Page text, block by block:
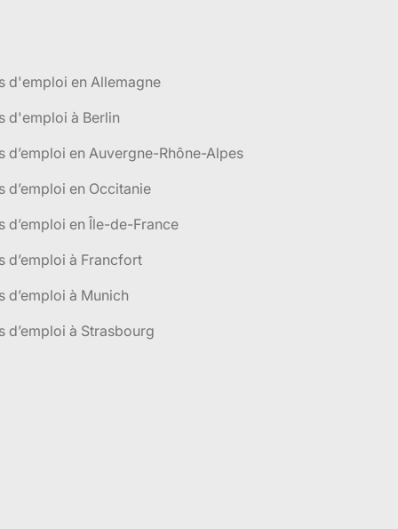
d'emploi en Allemagne
d'emploi à Berlin
d’emploi en Auvergne-Rhône-Alpes
d’emploi en Occitanie
d’emploi en Île-de-France
d’emploi à Francfort
d’emploi à Munich
d’emploi à Strasbourg